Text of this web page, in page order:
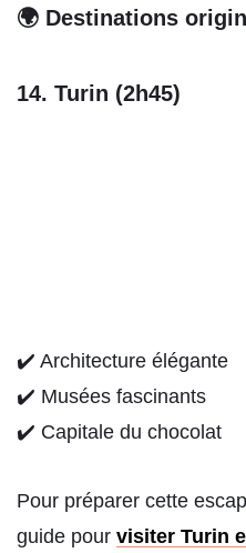
🌍 Destinations
14. Turin (2h45)
✔️ Architecture élégante
✔️ Musées fascinants
✔️ Capitale du chocolat
Pour préparer cette
guide pour visiter Turin